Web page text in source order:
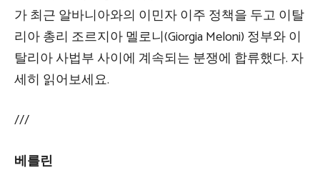
가 최근 알바니아와의 이민자 이주 정책을 두고 이탈
리아 총리 조르지아 멜로니(Giorgia Meloni) 정부와 이
탈리아 사법부 사이에 계속되는 분쟁에 합류했다. 자
세히 읽어보세요.
///
베를린